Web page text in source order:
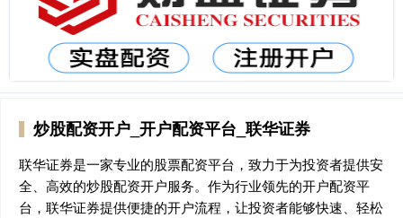
炒股配资开户_开户配资平台_联华证券
联华证券是一家专业的股票配资平台，致力于为投资者提供安
全、高效的炒股配资开户服务。作为行业领先的开户配资平
台，联华证券提供便捷的开户流程，让投资者能够快速、轻松